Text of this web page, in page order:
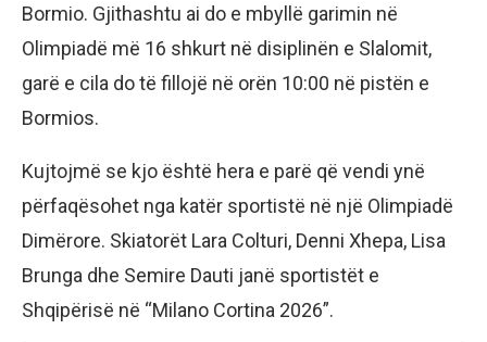
Bormio. Gjithashtu ai do e mbyllë garimin në
Olimpiadë më 16 shkurt në disiplinën e Slalomit,
garë e cila do të fillojë në orën 10:00 në pistën e
Bormios.
Kujtojmë se kjo është hera e parë që vendi ynë
përfaqësohet nga katër sportistë në një Olimpiadë
Dimërore. Skiatorët Lara Colturi, Denni Xhepa, Lisa
Brunga dhe Semire Dauti janë sportistët e
Shqipërisë në “Milano Cortina 2026”.